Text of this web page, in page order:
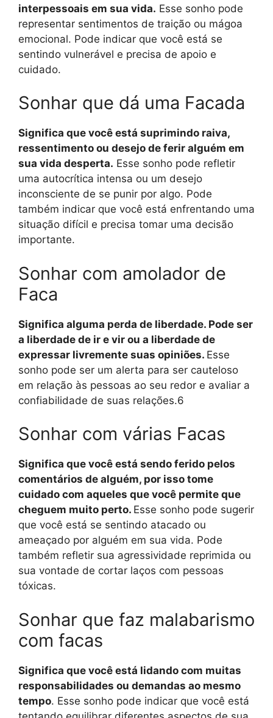
interpessoais em sua vida. Esse sonho pode
representar sentimentos de traição ou mágoa
emocional. Pode indicar que você está se
sentindo vulnerável e precisa de apoio e
cuidado.
Sonhar que dá uma Facada
Significa que você está suprimindo raiva,
ressentimento ou desejo de ferir alguém em
sua vida desperta. Esse sonho pode refletir
uma autocrítica intensa ou um desejo
inconsciente de se punir por algo. Pode
também indicar que você está enfrentando uma
situação difícil e precisa tomar uma decisão
importante.
Sonhar com amolador de
Faca
Significa alguma perda de liberdade. Pode ser
a liberdade de ir e vir ou a liberdade de
expressar livremente suas opiniões. Esse
sonho pode ser um alerta para ser cauteloso
em relação às pessoas ao seu redor e avaliar a
confiabilidade de suas relações.6
Sonhar com várias Facas
Significa que você está sendo ferido pelos
comentários de alguém, por isso tome
cuidado com aqueles que você permite que
cheguem muito perto. Esse sonho pode sugerir
que você está se sentindo atacado ou
ameaçado por alguém em sua vida. Pode
também refletir sua agressividade reprimida ou
sua vontade de cortar laços com pessoas
tóxicas.
Sonhar que faz malabarismo
com facas
Significa que você está lidando com muitas
responsabilidades ou demandas ao mesmo
tempo. Esse sonho pode indicar que você está